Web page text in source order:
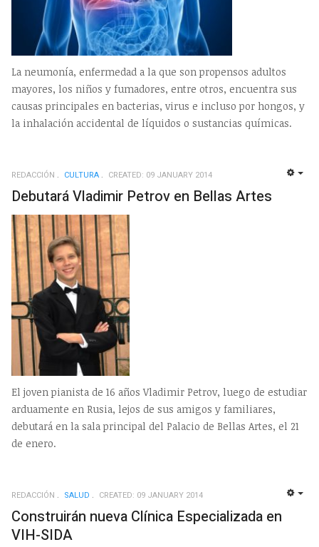
La neumonía, enfermedad a la que son propensos adultos
mayores, los niños y fumadores, entre otros, encuentra sus
causas principales en bacterias, virus e incluso por hongos, y
la inhalación accidental de líquidos o sustancias químicas.
REDACCIÓN CULTURA CREATED: 09 JANUARY 2014
Debutará Vladimir Petrov en Bellas Artes
El joven pianista de 16 años Vladimir Petrov, luego de estudiar
arduamente en Rusia, lejos de sus amigos y familiares,
debutará en la sala principal del Palacio de Bellas Artes, el 21
de enero.
REDACCIÓN SALUD CREATED: 09 JANUARY 2014
Construirán nueva Clínica Especializada en
VIH-SIDA